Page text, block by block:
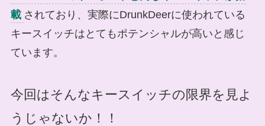
載 されており、実際にDrunkDeerに使われている
キースイッチはとてもポテンシャルが高いと感じ
ています。
今回はそんなキースイッチの限界を見よ
うじゃないか！！